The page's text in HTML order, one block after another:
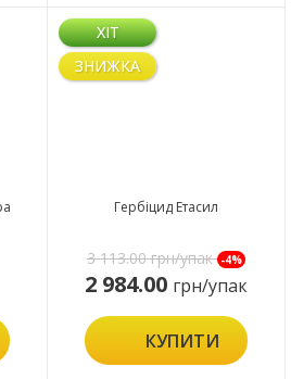
ХІТ
ЗНИЖКА
Гербіцид Етасил
3 113.00грн/упак -4%
2 984.00 грн/упак
КУПИТИ